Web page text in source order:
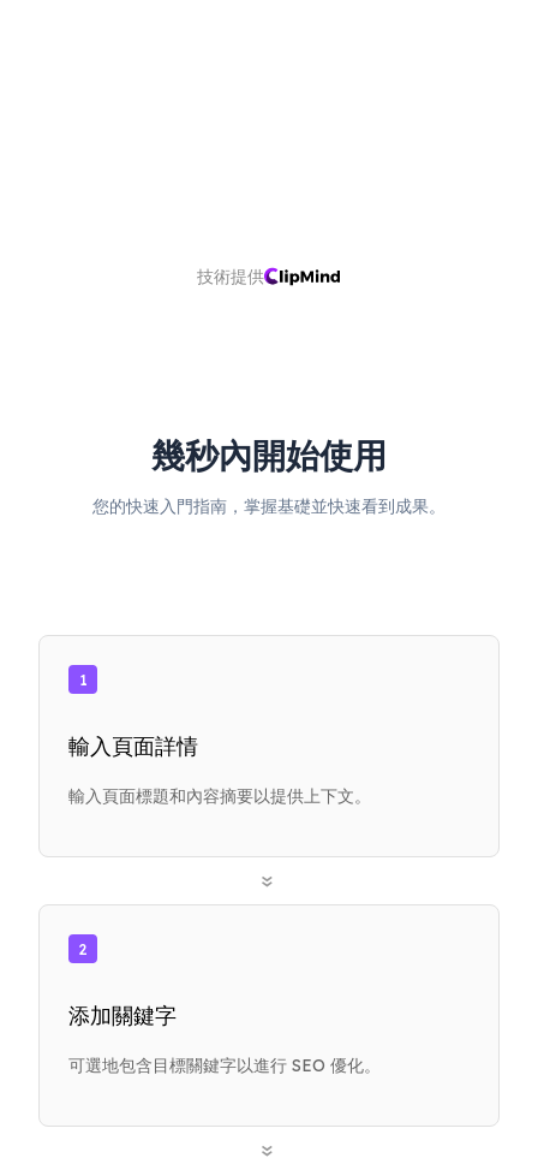
技術提供
幾秒內開始使用
您的快速入門指南，掌握基礎並快速看到成果。
1
輸入頁面詳情
輸入頁面標題和內容摘要以提供上下文。
»
2
添加關鍵字
可選地包含目標關鍵字以進行 SEO 優化。
»